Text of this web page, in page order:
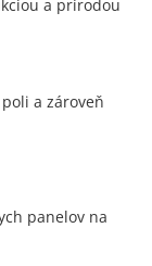
a prírodou
a zároveň
panelov na